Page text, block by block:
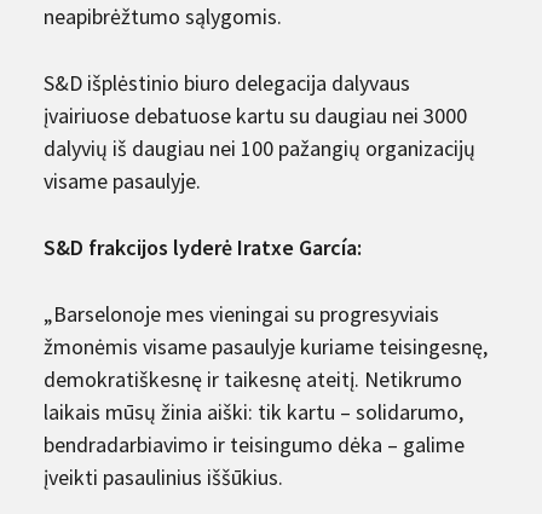
neapibrėžtumo sąlygomis.
S&D išplėstinio biuro delegacija dalyvaus
įvairiuose debatuose kartu su daugiau nei 3000
dalyvių iš daugiau nei 100 pažangių organizacijų
visame pasaulyje.
S&D frakcijos lyderė Iratxe García:
„Barselonoje mes vieningai su progresyviais
žmonėmis visame pasaulyje kuriame teisingesnę,
demokratiškesnę ir taikesnę ateitį. Netikrumo
laikais mūsų žinia aiški: tik kartu – solidarumo,
bendradarbiavimo ir teisingumo dėka – galime
įveikti pasaulinius iššūkius.